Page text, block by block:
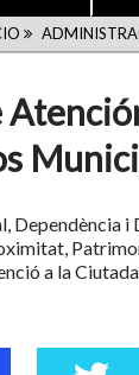
Dependència
a la